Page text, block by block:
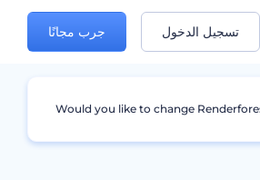
تسجيل الدخول جرب مجانًا
Would you like to change